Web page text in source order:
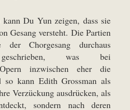
Du Yun zeigen, dass sie
Gesang versteht. Die Partien
Chorgesang durchaus
geschrieben, was bei
Opern inzwischen eher die
so kann Edith Grossman als
Verzückung ausdrücken, als
sondern nach deren